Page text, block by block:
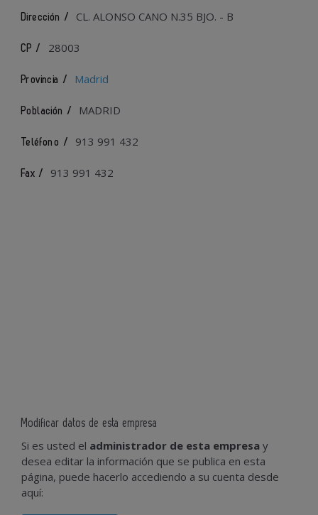
Dirección / CL. ALONSO CANO N.35 BJO. - B
CP / 28003
Provincia / Madrid
Población / MADRID
Teléfono / 913 991 432
Fax / 913 991 432
Modificar datos de esta empresa
Si es usted el administrador de esta empresa y
desea editar la información que se publica en esta
página, puede hacerlo accediendo a su cuenta desde
aquí: